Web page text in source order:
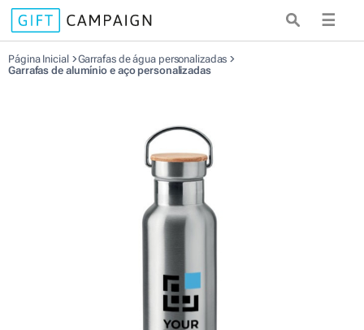
☰
Página Inicial
Garrafas de água personalizadas
Garrafas de alumínio e aço personalizadas